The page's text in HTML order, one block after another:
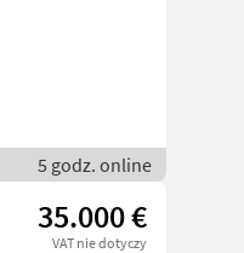
5 godz. online
35.000 €
VAT nie dotyczy